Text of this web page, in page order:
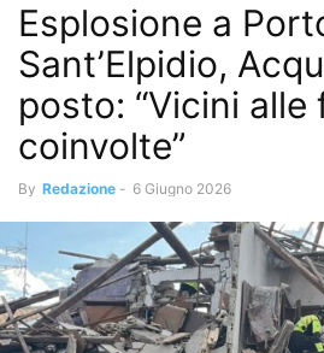
Esplosione a
Sant’Elpidio,
posto: “Vicini alle
coinvolte”
By Redazione - 6 Giugno 2026